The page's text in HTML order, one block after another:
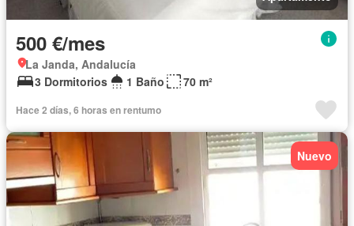
500 €/mes
La Janda, Andalucía
3 Dormitorios
1 Baño 70 m²
Hace 2 días, 6 horas en rentumo
Nuevo